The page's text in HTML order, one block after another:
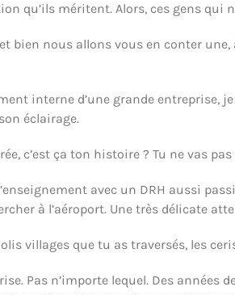
qu’ils méritent. Alors, ces gens
bien nous allons vous en conter
interne d’une grande entreprise,
éclairage.
c’est ça ton histoire ? Tu ne vas
avec un DRH aussi
à l’aéroport. Une très délicate
villages que tu as traversés, les
Pas n’importe lequel. Des